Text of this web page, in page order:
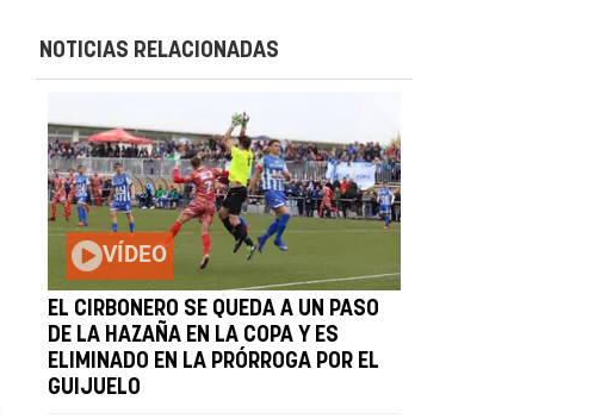
NOTICIAS RELACIONADAS
VÍDEO
EL CIRBONERO SE QUEDA A UN PASO
DE LA HAZAÑA EN LA COPA Y ES
ELIMINADO EN LA PRÓRROGA POR EL
GUIJUELO